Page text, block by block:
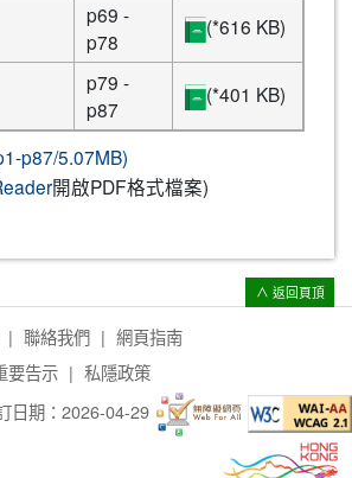
p69 -
p78
(*616 KB)
p79 -
p87
(*401 KB)
p87/5.07MB)
開啟PDF格式檔案)
∧ 返回頁頂
聯絡我們
網頁指南
要告示
私隱政策
日期： 2026-04-29